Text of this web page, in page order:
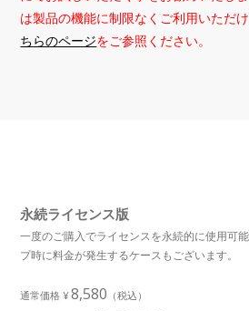
は製品の機能に制限なくご利用いただ
ちらのページをご参照ください。
永続ライセンス版
一度のご購入でライセンスを永続的に使用可
プ時に料金が発生するケースもございます。
8,580